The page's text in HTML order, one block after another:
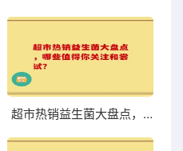
超市热销益生菌大盘点，哪些值得你关注和尝试？